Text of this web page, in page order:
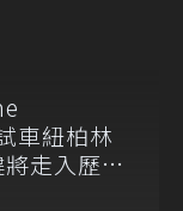
車紐柏林
走入歷